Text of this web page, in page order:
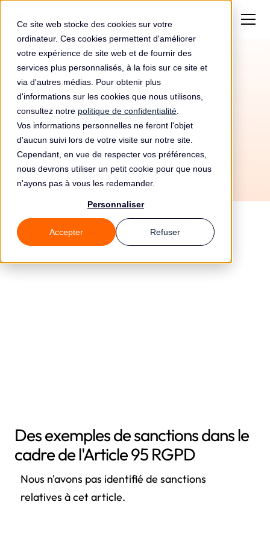
Ce site web stocke des cookies sur votre
ordinateur. Ces cookies permettent d'améliorer
votre expérience de site web et de fournir des
services plus personnalisés, à la fois sur ce site et
via d'autres médias. Pour obtenir plus
d'informations sur les cookies que nous utilisons,
consultez notre politique de confidentialité
Vos informations personnelles ne feront l'objet
d'aucun suivi lors de votre visite sur notre site.
Cependant, en vue de respecter vos préférences,
nous devrons utiliser un petit cookie pour que nous
n'ayons pas à vous les redemander.
Personnaliser
Accepter Refuser
Article 95 RGPD
Relation avec la
directive 2002/58/CE
Chapitre 11 - Dispositions finales
Des exemples de sanctions dans le
cadre de l'Article 95 RGPD
Nous n'avons pas identifié de sanctions
relatives à cet article.